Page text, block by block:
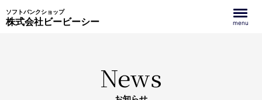
ソフトバンクショップ
株式会社ビービーシー menu
News